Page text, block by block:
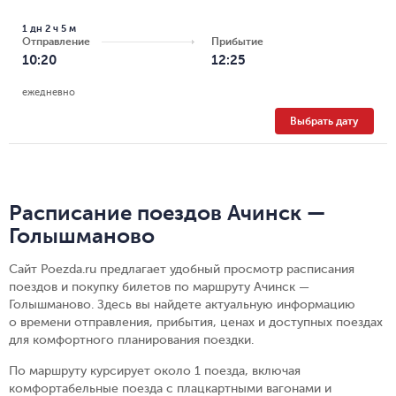
Отправление
10:20
1 дн 2 ч 5 м
Прибытие
12:25
ежедневно
Выбрать дату
Расписание поездов Ачинск —
Голышманово
Сайт Poezda.ru предлагает удобный просмотр расписания
поездов и покупку билетов по маршруту Ачинск —
Голышманово. Здесь вы найдете актуальную информацию
о времени отправления, прибытия, ценах и доступных поездах
для комфортного планирования поездки.
По маршруту курсирует около 1 поезда, включая
комфортабельные поезда с плацкартными вагонами и